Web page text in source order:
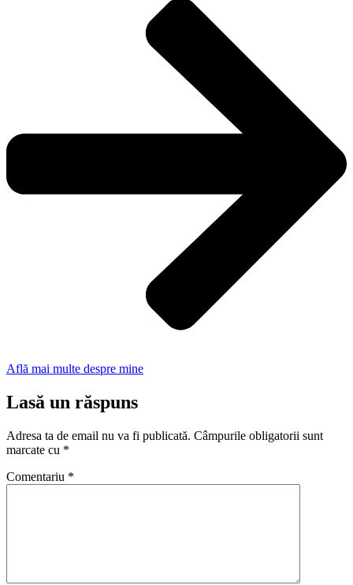
Află mai multe despre mine
Lasă un răspuns
Adresa ta de email nu va fi publicată. Câmpurile obligatorii sunt
marcate cu *
Comentariu *